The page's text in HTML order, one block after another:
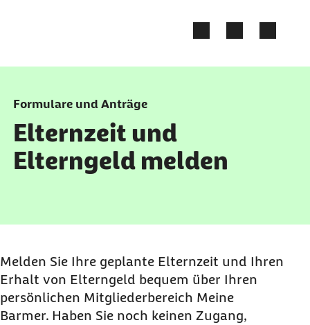
Formulare und Anträge
Elternzeit und
Elterngeld melden
Melden Sie Ihre geplante Elternzeit und Ihren
Erhalt von Elterngeld bequem über Ihren
persönlichen Mitgliederbereich Meine
Barmer. Haben Sie noch keinen Zugang,